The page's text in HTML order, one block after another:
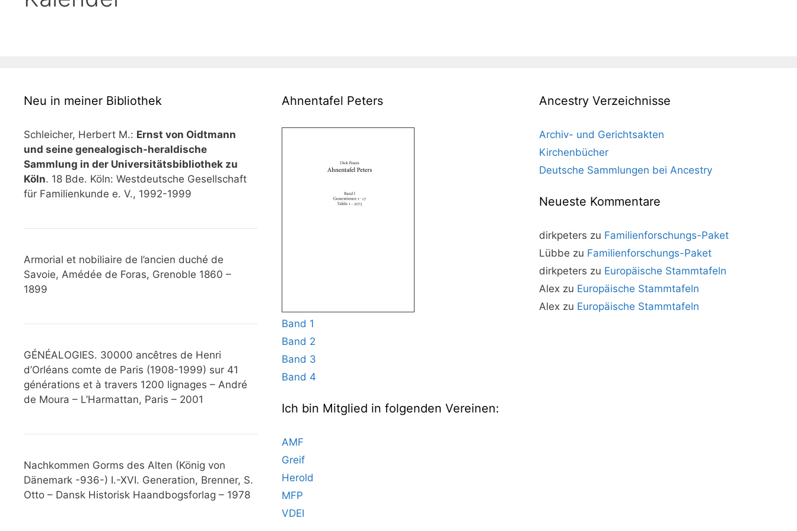
Neu in meiner Bibliothek
Schleicher, Herbert M.: Ernst von Oidtmann
und seine genealogisch-heraldische
Sammlung in der Universitätsbibliothek zu
Köln. 18 Bde. Köln: Westdeutsche Gesellschaft
für Familienkunde e. V., 1992-1999
Armorial et nobiliaire de l’ancien duché de
Savoie, Amédée de Foras, Grenoble 1860 –
1899
GÉNÉALOGIES. 30000 ancêtres de Henri
d’Orléans comte de Paris (1908-1999) sur 41
générations et à travers 1200 lignages – André
de Moura – L’Harmattan, Paris – 2001
Nachkommen Gorms des Alten (König von
Dänemark -936-) I.-XVI. Generation, Brenner, S.
Otto – Dansk Historisk Haandbogsforlag – 1978
Ahnentafel Peters
Band 1
Band 2
Band 3
Band 4
Ich bin Mitglied in folgenden Vereinen:
AMF
Greif
Herold
MFP
VDEI
Ancestry Verzeichnisse
Archiv- und Gerichtsakten
Kirchenbücher
Deutsche Sammlungen bei Ancestry
Neueste Kommentare
dirkpeters zu Familienforschungs-Paket
Lübbe zu Familienforschungs-Paket
dirkpeters zu Europäische Stammtafeln
Alex zu Europäische Stammtafeln
Alex zu Europäische Stammtafeln